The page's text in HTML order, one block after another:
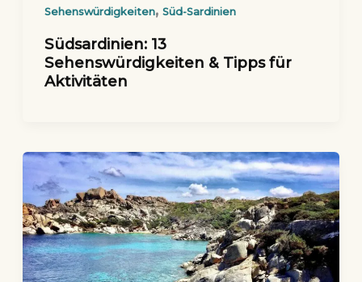
Sehenswürdigkeiten,Süd-Sardinien
Südsardinien: 13
Sehenswürdigkeiten & Tipps für
Aktivitäten